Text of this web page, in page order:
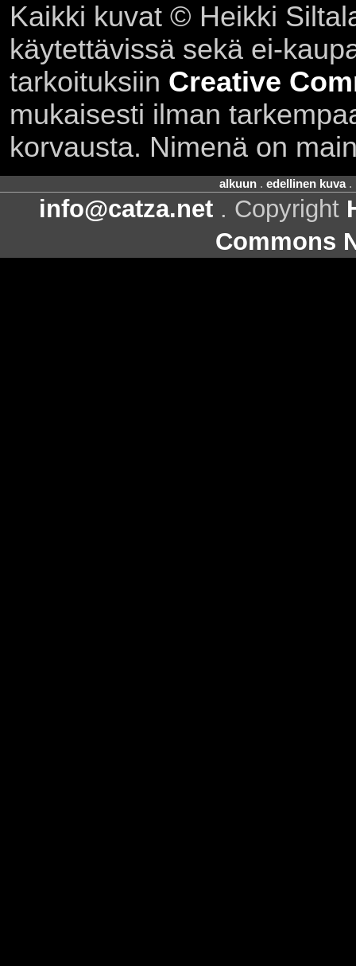
Kaikki kuvat © Heikki
käytettävissä sekä ei-
tarkoituksiin Creative
mukaisesti ilman
korvausta. Nimenä on
alkuun. edellinen kuva.
info@catza.net . Copyright
Commons